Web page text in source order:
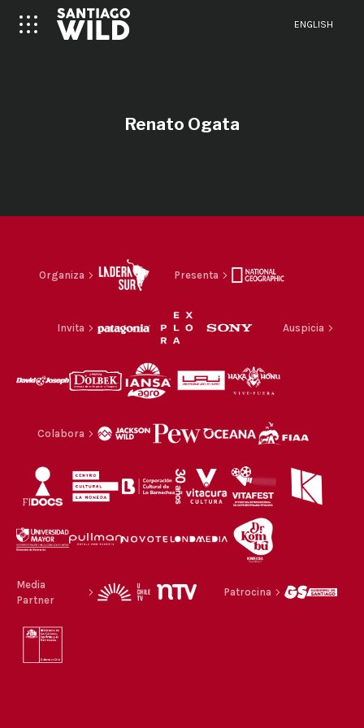
ENGLISH
Renato Ogata
Organiza Presenta
Invita Auspicia
Colabora
Media
Partner
Patrocina